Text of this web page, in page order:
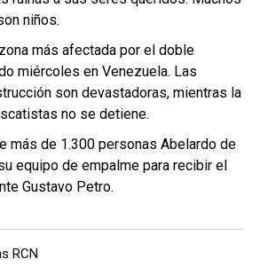
niños.
más afectada por el doble
miércoles en Venezuela. Las
son devastadoras, mientras la
no se detiene.
más de 1.300 personas Abelardo de
equipo de empalme para recibir el
Gustavo Petro.
RCN